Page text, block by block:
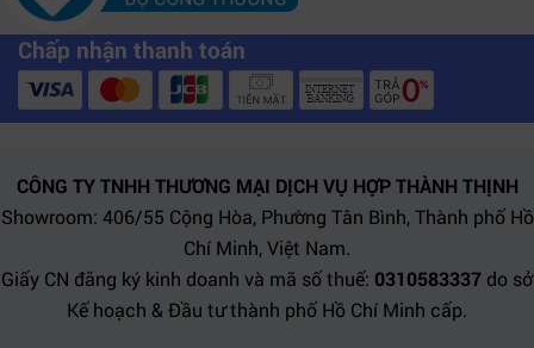
Chấp nhận thanh toán
CÔNG TY TNHH THƯƠNG MẠI DỊCH VỤ HỢP THÀNH THỊNH
Showroom: 406/55 Cộng Hòa, Phường Tân Bình, Thành phố Hồ
Chí Minh, Việt Nam.
Giấy CN đăng ký kinh doanh và mã số thuế: 0310583337 do sở
Kế hoạch & Đầu tư thành phố Hồ Chí Minh cấp.